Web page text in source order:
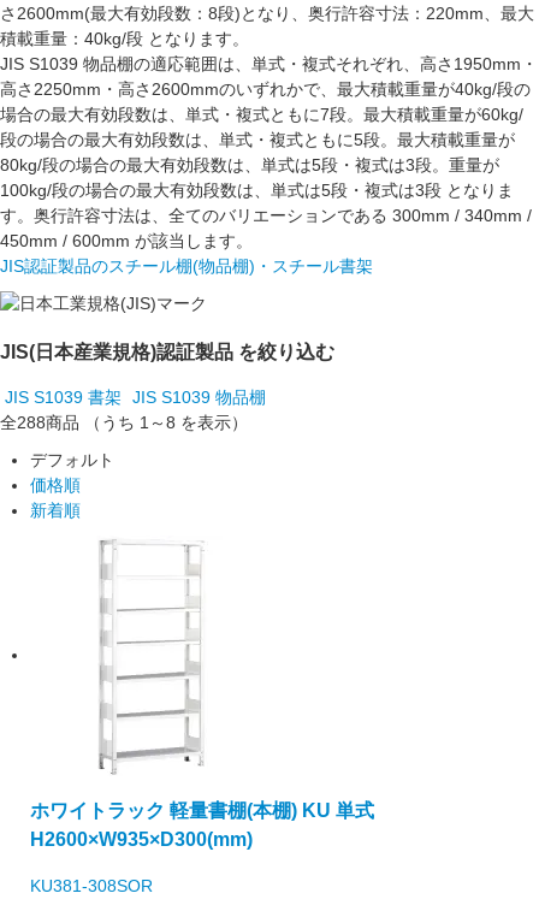
さ2600mm(最大有効段数：8段)となり、奥行許容寸法：220mm、最大
積載重量：40kg/段 となります。
JIS S1039 物品棚の適応範囲は、単式・複式それぞれ、高さ1950mm・
高さ2250mm・高さ2600mmのいずれかで、最大積載重量が40kg/段の
場合の最大有効段数は、単式・複式ともに7段。最大積載重量が60kg/
段の場合の最大有効段数は、単式・複式ともに5段。最大積載重量が
80kg/段の場合の最大有効段数は、単式は5段・複式は3段。重量が
100kg/段の場合の最大有効段数は、単式は5段・複式は3段 となりま
す。奥行許容寸法は、全てのバリエーションである 300mm / 340mm /
450mm / 600mm が該当します。
JIS認証製品のスチール棚(物品棚)・スチール書架
JIS(日本産業規格)認証製品 を絞り込む
JIS S1039 書架
JIS S1039 物品棚
全288商品 （うち 1～8 を表示）
デフォルト
価格順
新着順
ホワイトラック 軽量書棚(本棚) KU 単式
H2600×W935×D300(mm)
KU381-308SOR